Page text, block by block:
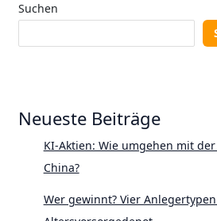
Suchen
Neueste Beiträge
KI-Aktien: Wie umgehen mit
China?
Wer gewinnt? Vier